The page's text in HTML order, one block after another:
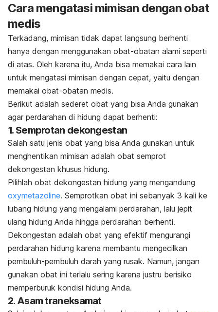
Cara mengatasi mimisan dengan obat
medis
Terkadang, mimisan tidak dapat langsung berhenti
hanya dengan menggunakan obat-obatan alami seperti
di atas. Oleh karena itu, Anda bisa memakai cara lain
untuk mengatasi mimisan dengan cepat, yaitu dengan
memakai obat-obatan medis.
Berikut adalah sederet obat yang bisa Anda gunakan
agar perdarahan di hidung dapat berhenti:
1. Semprotan dekongestan
Salah satu jenis obat yang bisa Anda gunakan untuk
menghentikan mimisan adalah obat semprot
dekongestan khusus hidung.
Pilihlah obat dekongestan hidung yang mengandung
oxymetazoline. Semprotkan obat ini sebanyak 3 kali ke
lubang hidung yang mengalami perdarahan, lalu jepit
ulang hidung Anda hingga perdarahan berhenti.
Dekongestan adalah obat yang efektif mengurangi
perdarahan hidung karena membantu mengecilkan
pembuluh-pembuluh darah yang rusak. Namun, jangan
gunakan obat ini terlalu sering karena justru berisiko
memperburuk kondisi hidung Anda.
2. Asam traneksamat